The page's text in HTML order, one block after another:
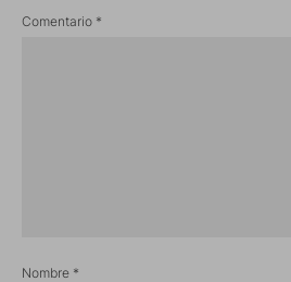
Comentario *
Nombre *